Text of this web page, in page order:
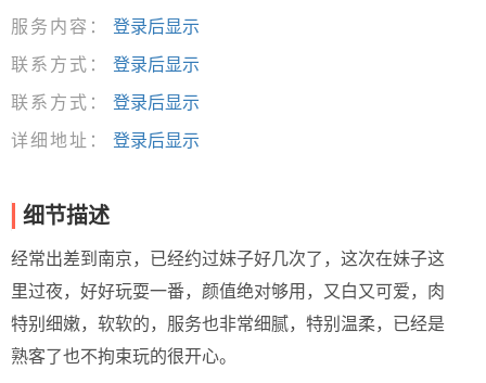
服务内容：
登录后显示
联系方式：
登录后显示
联系方式：
登录后显示
详细地址：
登录后显示
细节描述
经常出差到南京，已经约过妹子好几次了，这次在妹子这
里过夜，好好玩耍一番，颜值绝对够用，又白又可爱，肉
特别细嫩，软软的，服务也非常细腻，特别温柔，已经是
熟客了也不拘束玩的很开心。